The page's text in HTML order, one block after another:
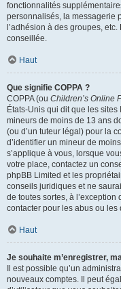
fonctionnalités
personnalisés, la messagerie
l’adhésion à des groupes,
conseillée.
Haut
Que signifie COPPA ?
COPPA (ou Children’s Online
États-Unis qui dit que les
mineurs de moins de 13 ans
(ou d’un tuteur légal) pour la
d’identifier un mineur de
s’applique à vous, lorsque
votre place, contactez un
phpBB Limited et les
conseils juridiques et ne
de toutes sortes, à
contacter pour les abus ou
Haut
Je souhaite m’enregistrer,
Il est possible qu’un
nouveaux comptes. Il peut